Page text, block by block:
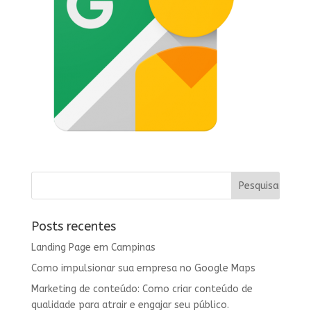
Posts recentes
Landing Page em Campinas
Como impulsionar sua empresa no Google Maps
Marketing de conteúdo: Como criar conteúdo de
qualidade para atrair e engajar seu público.